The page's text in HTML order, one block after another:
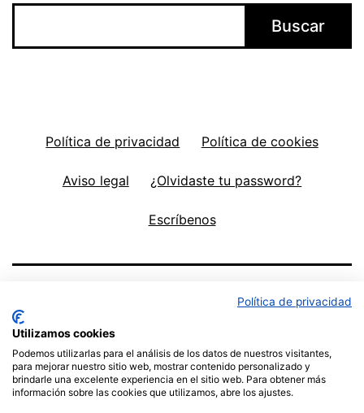
Buscar
Política de privacidad Política de cookies
Aviso legal ¿Olvidaste tu password?
Escríbenos
Política de privacidad
Política de privacidad
Utilizamos cookies
Podemos utilizarlas para el análisis de los datos de nuestros visitantes,
para mejorar nuestro sitio web, mostrar contenido personalizado y
brindarle una excelente experiencia en el sitio web. Para obtener más
información sobre las cookies que utilizamos, abre los ajustes.